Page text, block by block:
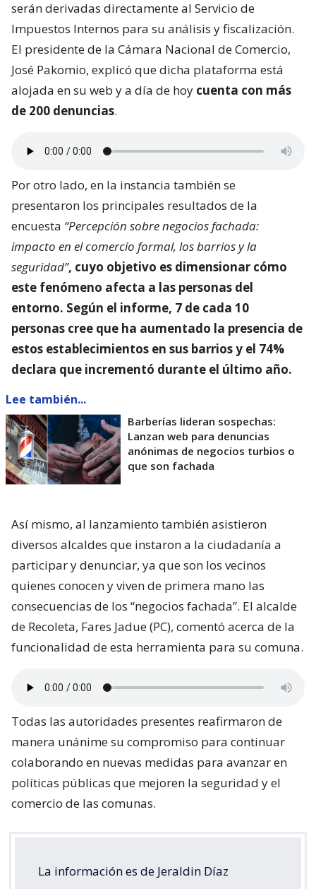
serán derivadas directamente al Servicio de
Impuestos Internos para su análisis y fiscalización.
El presidente de la Cámara Nacional de Comercio,
José Pakomio, explicó que dicha plataforma está
alojada en su web y a día de hoy cuenta con más
de 200 denuncias.
Por otro lado, en la instancia también se
presentaron los principales resultados de la
encuesta “Percepción sobre negocios fachada:
impacto en el comercio formal, los barrios y la
seguridad”, cuyo objetivo es dimensionar cómo
este fenómeno afecta a las personas del
entorno. Según el informe, 7 de cada 10
personas cree que ha aumentado la presencia de
estos establecimientos en sus barrios y el 74%
declara que incrementó durante el último año.
Lee también...
Barberías lideran sospechas:
Lanzan web para denuncias
anónimas de negocios turbios o
que son fachada
Así mismo, al lanzamiento también asistieron
diversos alcaldes que instaron a la ciudadanía a
participar y denunciar, ya que son los vecinos
quienes conocen y viven de primera mano las
consecuencias de los “negocios fachada”. El alcalde
de Recoleta, Fares Jadue (PC), comentó acerca de la
funcionalidad de esta herramienta para su comuna.
Todas las autoridades presentes reafirmaron de
manera unánime su compromiso para continuar
colaborando en nuevas medidas para avanzar en
políticas públicas que mejoren la seguridad y el
comercio de las comunas.
La información es de Jeraldin Díaz